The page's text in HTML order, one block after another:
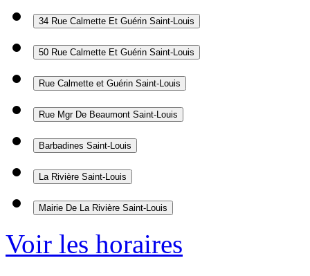
34 Rue Calmette Et Guérin Saint-Louis
50 Rue Calmette Et Guérin Saint-Louis
Rue Calmette et Guérin Saint-Louis
Rue Mgr De Beaumont Saint-Louis
Barbadines Saint-Louis
La Rivière Saint-Louis
Mairie De La Rivière Saint-Louis
Voir les horaires